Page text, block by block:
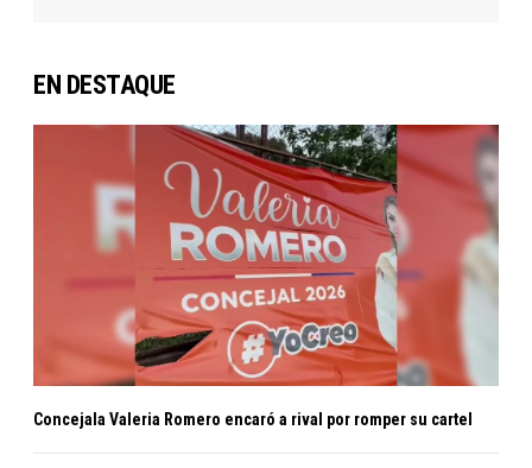
EN DESTAQUE
Concejala Valeria Romero encaró a rival por romper su cartel